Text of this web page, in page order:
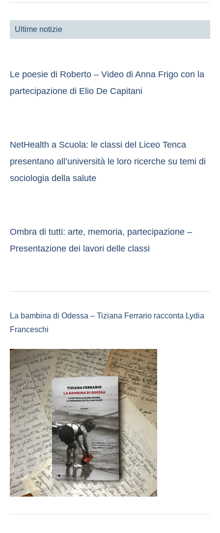
Ultime notizie
Le poesie di Roberto – Video di Anna Frigo con la
partecipazione di Elio De Capitani
NetHealth a Scuola: le classi del Liceo Tenca
presentano all’università le loro ricerche su temi di
sociologia della salute
Ombra di tutti: arte, memoria, partecipazione –
Presentazione dei lavori delle classi
La bambina di Odessa – Tiziana Ferrario racconta Lydia
Franceschi